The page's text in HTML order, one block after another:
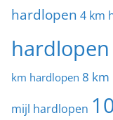
hardlopen 4 km
hardlopen
km hardlopen 8 km
mijl hardlopen